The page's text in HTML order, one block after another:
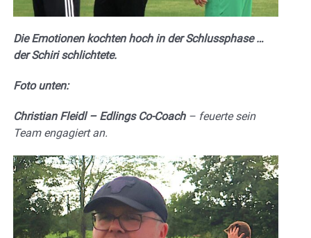
Die Emotionen kochten hoch in der Schlussphase …
der Schiri schlichtete.
Foto unten:
Christian Fleidl – Edlings Co-Coach– feuerte sein
Team engagiert an.